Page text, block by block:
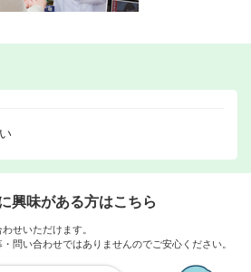
興味がある方はこちら
せいただけます。
問い合わせではありませんのでご安心ください。